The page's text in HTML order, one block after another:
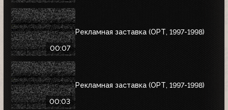
00:07
Рекламная заставка (ОРТ, 1997-1998)
00:03
Рекламная заставка (ОРТ, 1997-1998)